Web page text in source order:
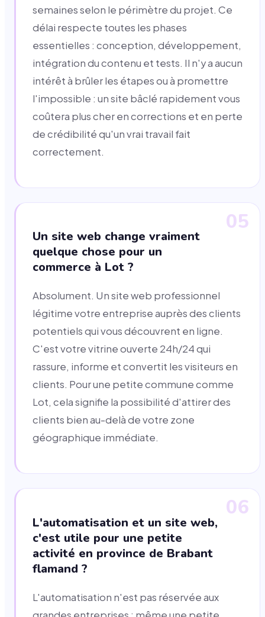
semaines selon le périmètre du projet. Ce
délai respecte toutes les phases
essentielles : conception, développement,
intégration du contenu et tests. Il n'y a aucun
intérêt à brûler les étapes ou à promettre
l'impossible : un site bâclé rapidement vous
coûtera plus cher en corrections et en perte
de crédibilité qu'un vrai travail fait
correctement.
05
Un site web change vraiment
quelque chose pour un
commerce à Lot ?
Absolument. Un site web professionnel
légitime votre entreprise auprès des clients
potentiels qui vous découvrent en ligne.
C'est votre vitrine ouverte 24h/24 qui
rassure, informe et convertit les visiteurs en
clients. Pour une petite commune comme
Lot, cela signifie la possibilité d'attirer des
clients bien au-delà de votre zone
géographique immédiate.
06
L'automatisation et un site web,
c'est utile pour une petite
activité en province de Brabant
flamand ?
L'automatisation n'est pas réservée aux